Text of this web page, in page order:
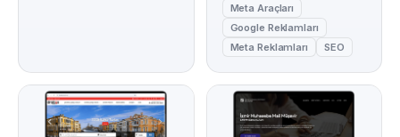
Meta Araçları
Google Reklamları
Meta Reklamları
SEO